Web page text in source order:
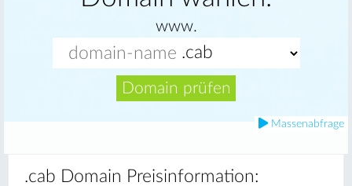
www.
Domain prüfen
Massenabfrage
.cab Domain Preisinformation: